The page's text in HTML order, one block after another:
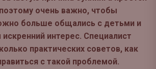
очень важно, чтобы
больше общались с детьми и
искренний интерес. Специалист
практических советов, как
с такой проблемой.